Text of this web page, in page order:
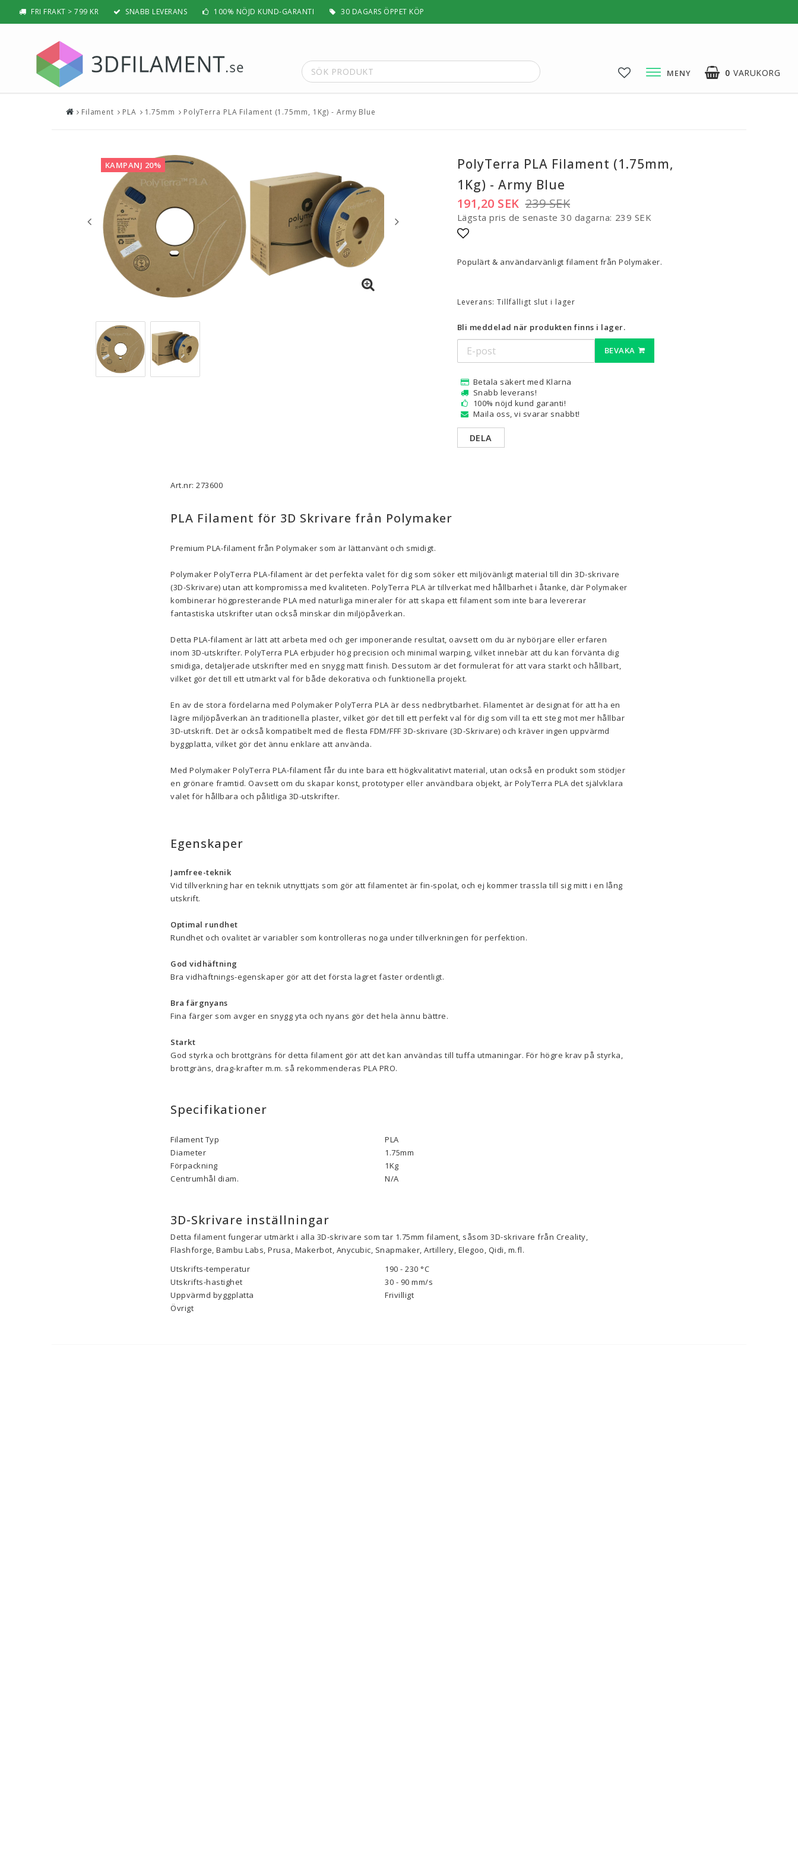
FRI FRAKT > 799 KR SNABB LEVERANS 100% NÖJD KUND-GARANTI 30 DAGARS ÖPPET KÖP
0 VARUKORG
MENY
NYBÖRJAR-GUIDE
BÄST 3D-SKRIVARE 2026
ABS PRO / ABS+
PETG
TPU / TPE
HIPS / PVA / ASA
Nylon
Visa alla
Trä, Metall, Sten & Kolfiber
Flex & Elasticitet
Höghastighet
Visa alla
3D-Skrivare — Tillbehör
Tejp, Lim & Fästmaterial
Filament-förvaring
Filament till 3D-Pennor
Visa alla
Filament PLA 1.75mm PolyTerra PLA Filament (1.75mm, 1Kg) - Army Blue
KAMPANJ 20%
PolyTerra PLA Filament (1.75mm,
1Kg) - Army Blue
239 SEK
191,20 SEK
Lägsta pris de senaste 30 dagarna 239 SEK
Populärt & användarvänligt filament från Polymaker.
Leverans: Tillfälligt slut i lager
Bli meddelad när produkten finns i lager.
BEVAKA
Betala säkert med Klarna
Snabb leverans!
100% nöjd kund garanti!
Maila oss, vi svarar snabbt!
DELA
Art.nr: 273600
PLA Filament för 3D Skrivare från Polymaker
Premium PLA-filament från Polymaker som är lättanvänt och smidigt.
Polymaker PolyTerra PLA-filament är det perfekta valet för dig som söker ett miljövänligt material till din 3D-skrivare
(3D-Skrivare) utan att kompromissa med kvaliteten. PolyTerra PLA är tillverkat med hållbarhet i åtanke, där Polymaker
kombinerar högpresterande PLA med naturliga mineraler för att skapa ett filament som inte bara levererar
fantastiska utskrifter utan också minskar din miljöpåverkan.
Detta PLA-filament är lätt att arbeta med och ger imponerande resultat, oavsett om du är nybörjare eller erfaren
inom 3D-utskrifter. PolyTerra PLA erbjuder hög precision och minimal warping, vilket innebär att du kan förvänta dig
smidiga, detaljerade utskrifter med en snygg matt finish. Dessutom är det formulerat för att vara starkt och hållbart,
vilket gör det till ett utmärkt val för både dekorativa och funktionella projekt.
En av de stora fördelarna med Polymaker PolyTerra PLA är dess nedbrytbarhet. Filamentet är designat för att ha en
lägre miljöpåverkan än traditionella plaster, vilket gör det till ett perfekt val för dig som vill ta ett steg mot mer hållbar
3D-utskrift. Det är också kompatibelt med de flesta FDM/FFF 3D-skrivare (3D-Skrivare) och kräver ingen uppvärmd
byggplatta, vilket gör det ännu enklare att använda.
Med Polymaker PolyTerra PLA-filament får du inte bara ett högkvalitativt material, utan också en produkt som stödjer
en grönare framtid. Oavsett om du skapar konst, prototyper eller användbara objekt, är PolyTerra PLA det självklara
valet för hållbara och pålitliga 3D-utskrifter.
Egenskaper
Jamfree-teknik
Vid tillverkning har en teknik utnyttjats som gör att filamentet är fin-spolat, och ej kommer trassla till sig mitt i en lång
utskrift.
Optimal rundhet
Rundhet och ovalitet är variabler som kontrolleras noga under tillverkningen för perfektion.
God vidhäftning
Bra vidhäftnings-egenskaper gör att det första lagret fäster ordentligt.
Bra färgnyans
Fina färger som avger en snygg yta och nyans gör det hela ännu bättre.
Starkt
God styrka och brottgräns för detta filament gör att det kan användas till tuffa utmaningar. För högre krav på styrka,
brottgräns, drag-krafter m.m. så rekommenderas PLA PRO.
Specifikationer
Filament Typ
PLA
Diameter
1.75mm
Förpackning
1Kg
Centrumhål diam.
N/A
3D-Skrivare inställningar
Detta filament fungerar utmärkt i alla 3D-skrivare som tar 1.75mm filament, såsom 3D-skrivare från Creality,
Flashforge, Bambu Labs, Prusa, Makerbot, Anycubic, Snapmaker, Artillery, Elegoo, Qidi, m.fl.
Utskrifts-temperatur
190 - 230 °C
Utskrifts-hastighet
30 - 90 mm/s
Uppvärmd byggplatta
Frivilligt
Övrigt